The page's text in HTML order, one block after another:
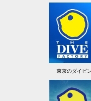
東京のダイビ